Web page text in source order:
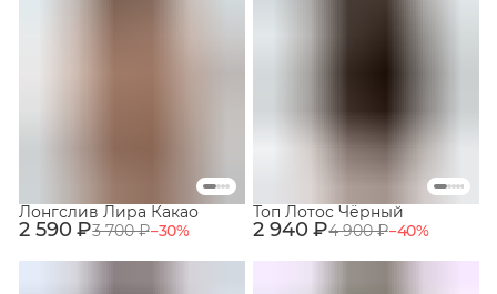
2 590 ₽3 700 ₽−30%
Лонгслив Лира Какао
2 940 ₽4 900 ₽−40%
Топ Лотос Чёрный